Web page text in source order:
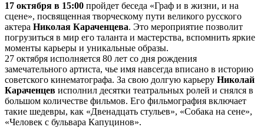
17 октября в 15:00 пройдет беседа «Граф и в жизни, и на
сцене», посвященная творческому пути великого русского
актера Николая Караченцева. Это мероприятие позволит
погрузиться в мир его таланта и мастерства, вспомнить яркие
моменты карьеры и уникальные образы.
27 октября исполняется 80 лет со дня рождения
замечательного артиста, чье имя навсегда вписано в историю
советского кинематографа. За свою долгую карьеру Николай
Караченцев исполнил десятки театральных ролей и снялся в
большом количестве фильмов. Его фильмография включает
такие шедевры, как «Двенадцать стульев», «Собака на сене»,
«Человек с бульвара Капуцинов».